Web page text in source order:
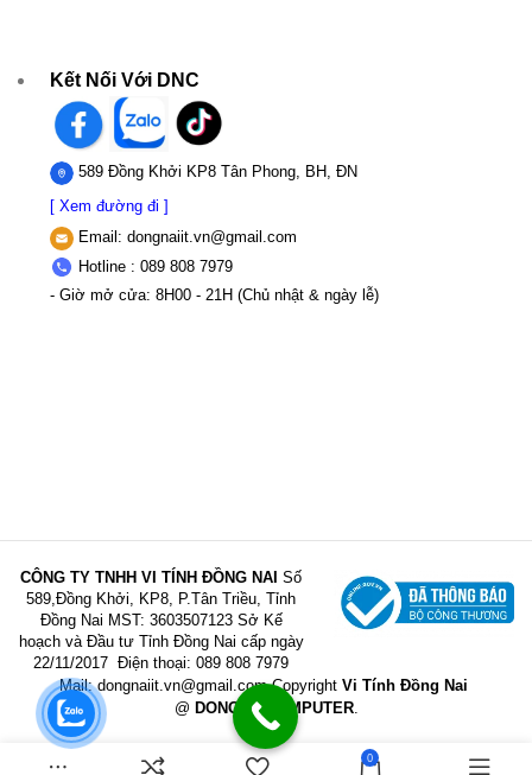
Kết Nối Với DNC
589 Đồng Khởi KP8 Tân Phong, BH, ĐN
[ Xem đường đi ]
Email: dongnaiit.vn@gmail.com
Hotline : 089 808 7979
- Giờ mở cửa: 8H00 - 21H (Chủ nhật & ngày lễ)
CÔNG TY TNHH VI TÍNH ĐỒNG NAI Số
589,Đồng Khởi, KP8, P.Tân Triều, Tỉnh
Đồng Nai MST: 3603507123 Sở Kế
hoạch và Đầu tư Tỉnh Đồng Nai cấp ngày
22/11/2017 Điện thoại: 089 808 7979
Mail:dongnaiit.vn@gmail.com Copyright Vi Tính Đồng Nai
@ DONGNAICOMPUTER.
0